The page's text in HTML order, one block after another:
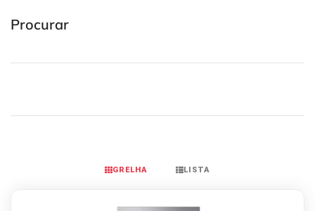
Procurar
GRELHA LISTA